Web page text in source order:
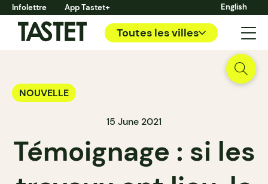
Infolettre App Tastet+ English
Toutes les villes
NOUVELLE
15 June 2021
Témoignage : si les